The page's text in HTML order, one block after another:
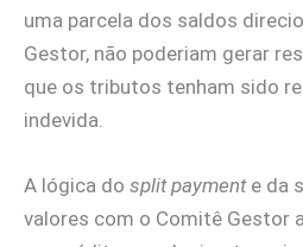
uma parcela dos saldos
Gestor, não poderiam gerar
que os tributos tenham sido
indevida.
A lógica do split paymente da
valores com o Comitê Gestor